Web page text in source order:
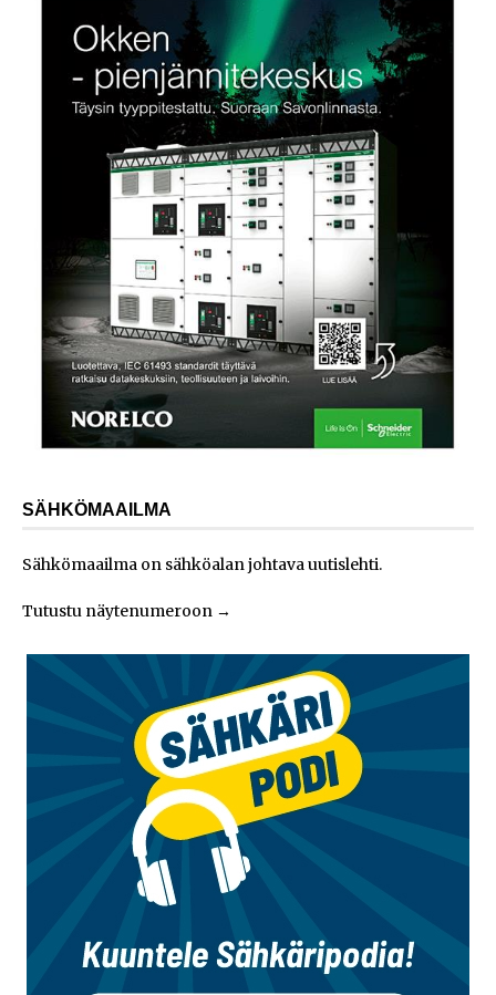
SÄHKÖMAAILMA
Sähkömaailma on sähköalan johtava uutislehti.
Tutustu näytenumeroon →